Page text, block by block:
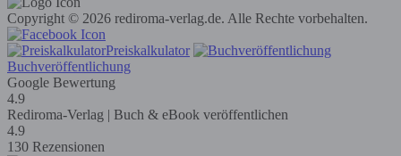
Copyright © 2026 rediroma-verlag.de. Alle Rechte vorbehalten.
Preiskalkulator
Buchveröffentlichung
Google Bewertung
4.9
Rediroma-Verlag | Buch & eBook veröffentlichen
4.9
130 Rezensionen